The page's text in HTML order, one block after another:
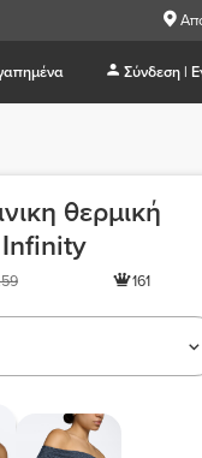
Σύνδεση |
θερμική
161